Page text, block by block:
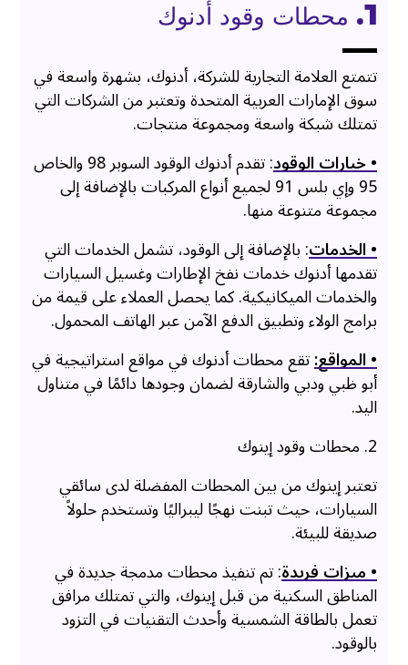
1. محطات وقود أدنوك
تتمتع العلامة التجارية للشركة، أدنوك، بشهرة واسعة في
سوق الإمارات العربية المتحدة وتعتبر من الشركات التي
تمتلك شبكة واسعة ومجموعة منتجات.
• خيارات الوقود
: تقدم أدنوك الوقود السوبر 98 والخاص
95 وإي بلس 91 لجميع أنواع المركبات بالإضافة إلى
مجموعة متنوعة منها.
• الخدمات: بالإضافة إلى الوقود، تشمل الخدمات التي
تقدمها أدنوك خدمات نفخ الإطارات وغسيل السيارات
والخدمات الميكانيكية. كما يحصل العملاء على قيمة من
برامج الولاء وتطبيق الدفع الآمن عبر الهاتف المحمول.
• المواقع:تقع محطات أدنوك في مواقع استراتيجية في
أبو ظبي ودبي والشارقة لضمان وجودها دائمًا في متناول
اليد.
2. محطات وقود إينوك
تعتبر إينوك من بين المحطات المفضلة لدى سائقي
السيارات، حيث تبنت نهجًا ليبراليًا وتستخدم حلولاً
صديقة للبيئة.
• ميزات فريدة: تم تنفيذ محطات مدمجة جديدة في
المناطق السكنية من قبل إينوك، والتي تمتلك مرافق
تعمل بالطاقة الشمسية وأحدث التقنيات في التزود
بالوقود.